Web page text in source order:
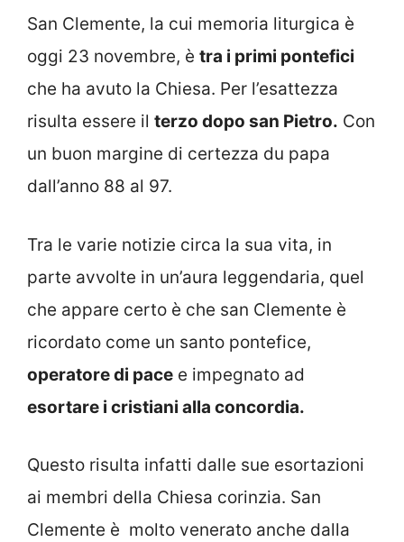
San Clemente, la cui memoria liturgica è
oggi 23 novembre, è tra i primi pontefici
che ha avuto la Chiesa. Per l’esattezza
risulta essere il terzo dopo san Pietro. Con
un buon margine di certezza du papa
dall’anno 88 al 97.
Tra le varie notizie circa la sua vita, in
parte avvolte in un’aura leggendaria, quel
che appare certo è che san Clemente è
ricordato come un santo pontefice,
operatore di pace e impegnato ad
esortare i cristiani alla concordia.
Questo risulta infatti dalle sue esortazioni
ai membri della Chiesa corinzia. San
Clemente è molto venerato anche dalla